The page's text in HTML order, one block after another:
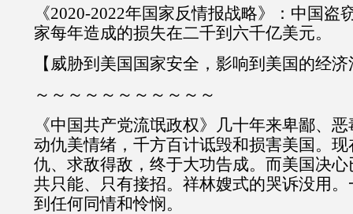
《2020-2022年国家反情报战略》：中国盗
家每年造成的损失在二千到六千亿美元。
【威胁到美国国家安全，影响到美国的经
～～～～～～～～～～～
《中国共产党流氓政权》几十年来卑鄙、
动仇美情绪，千方百计诋毁和损害美国。
仇、求敌得敌，终于大功告成。而美国决
共只能、只有接招。祥林嫂式的哭诉没用
到任何同情和怜悯。